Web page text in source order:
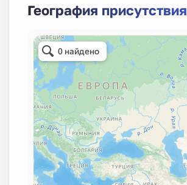
География присутствия